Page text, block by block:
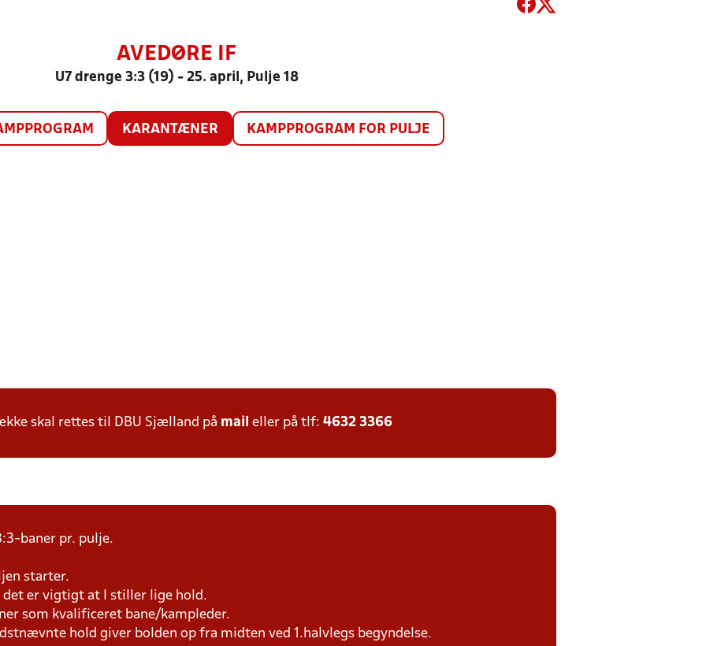
AVEDØRE IF
U7 drenge 3:3 (19) - 25. april, Pulje 18
KARANTÆNER KAMPPROGRAM FOR PULJE
skal rettes til DBU Sjælland på mail eller på tlf: 4632 3366
baner pr. pulje.
starter.
det er vigtigt at I stiller lige hold.
som kvalificeret bane/kampleder.
hold giver bolden op fra midten ved 1.halvlegs begyndelse.